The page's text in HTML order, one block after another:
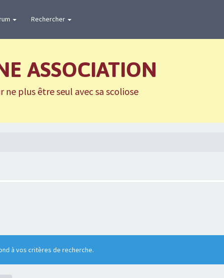
Rechercher
ASSOCIATION
ne plus être seul avec sa scoliose
à vos critères de recherche.